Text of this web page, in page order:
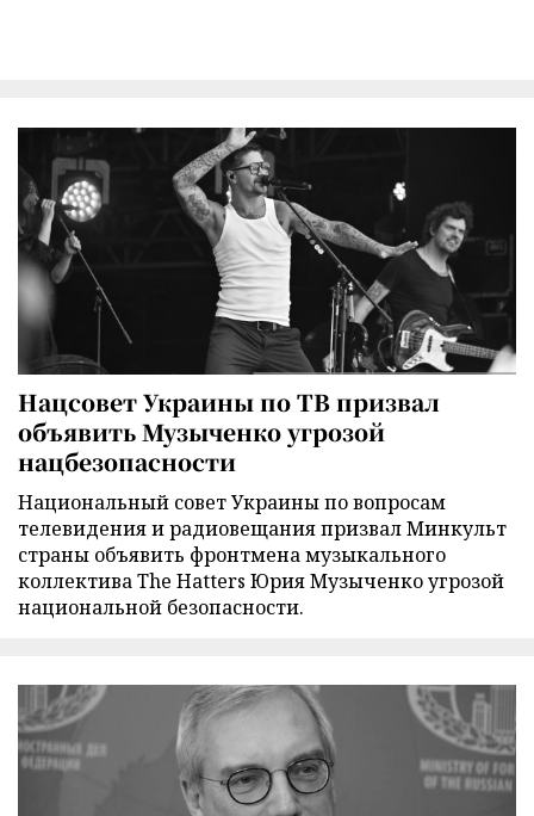
Нацсовет Украины по ТВ призвал
объявить Музыченко угрозой
нацбезопасности
Национальный совет Украины по вопросам
телевидения и радиовещания призвал Минкульт
страны объявить фронтмена музыкального
коллектива The Hatters Юрия Музыченко угрозой
национальной безопасности.